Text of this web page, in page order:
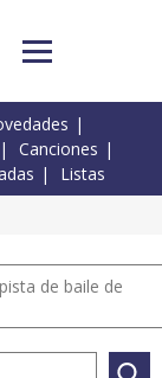
Canciones
Listas
de baile de